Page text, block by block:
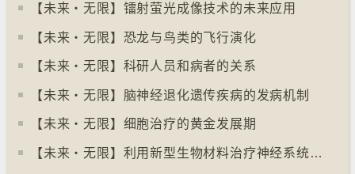
【未来‧无限】镭射萤光成像技术的未来应用
【未来‧无限】恐龙与鸟类的飞行演化
【未来‧无限】科研人员和病者的关系
【未来‧无限】脑神经退化遗传疾病的发病机制
【未来‧无限】细胞治疗的黄金发展期
【未来‧无限】利用新型生物材料治疗神经系统疾病